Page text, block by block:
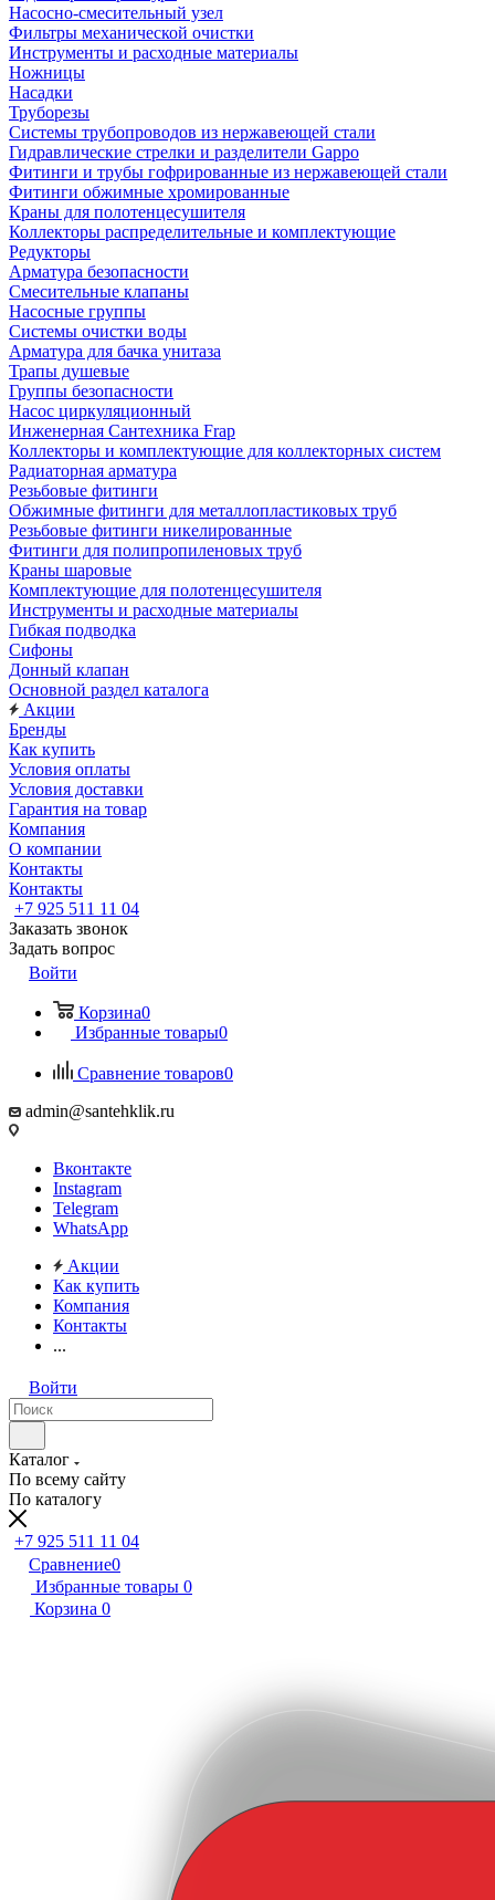
Насосно-смесительный узел
Фильтры механической очистки
Инструменты и расходные материалы
Ножницы
Насадки
Труборезы
Системы трубопроводов из нержавеющей стали
Гидравлические стрелки и разделители Gappo
Фитинги и трубы гофрированные из нержавеющей стали
Фитинги обжимные хромированные
Краны для полотенцесушителя
Коллекторы распределительные и комплектующие
Редукторы
Арматура безопасности
Смесительные клапаны
Насосные группы
Системы очистки воды
Арматура для бачка унитаза
Трапы душевые
Группы безопасности
Насос циркуляционный
Инженерная Сантехника Frap
Коллекторы и комплектующие для коллекторных систем
Радиаторная арматура
Резьбовые фитинги
Обжимные фитинги для металлопластиковых труб
Резьбовые фитинги никелированные
Фитинги для полипропиленовых труб
Краны шаровые
Комплектующие для полотенцесушителя
Инструменты и расходные материалы
Гибкая подводка
Сифоны
Донный клапан
Основной раздел каталога
Акции
Бренды
Как купить
Условия оплаты
Условия доставки
Гарантия на товар
Компания
О компании
Контакты
Контакты
+7 925 511 11 04
Заказать звонок
Задать вопрос
Войти
Корзина0
Избранные товары0
Сравнение товаров0
admin@santehklik.ru
Вконтакте
Instagram
Telegram
WhatsApp
Акции
Как купить
Компания
Контакты
...
Войти
Каталог
По всему сайту
По каталогу
+7 925 511 11 04
Сравнение0
Избранные товары 0
Корзина 0